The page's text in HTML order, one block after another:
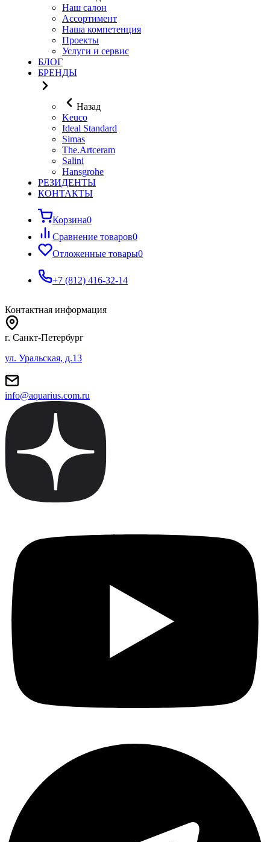
Наш салон
Ассортимент
Наша компетенция
Проекты
Услуги и сервис
БЛОГ
БРЕНДЫ
Назад
Keuco
Ideal Standard
Simas
The.Artceram
Salini
Hansgrohe
РЕЗИДЕНТЫ
КОНТАКТЫ
Корзина0
Сравнение товаров0
Отложенные товары0
+7 (812) 416-32-14
Контактная информация
г. Санкт-Петербург
ул. Уральская, д.13
info@aquarius.com.ru